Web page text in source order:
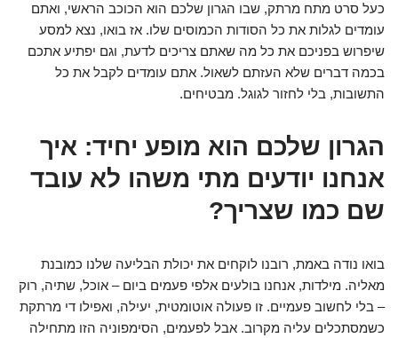
כעל סרט מתח מרתק, שבו הגרון שלכם הוא הכוכב הראשי, ואתם
עומדים לגלות את כל הסודות הכמוסים שלו. אז בואו, נצא למסע
שיפרוש בפניכם את כל מה שאתם צריכים לדעת, וגם יפתיע אתכם
בכמה דברים שלא העזתם לשאול. אתם עומדים לקבל את כל
התשובות, בלי לחזור לגוגל. מבטיחים.
הגרון שלכם הוא מופע יחיד: איך
אנחנו יודעים מתי משהו לא עובד
שם כמו שצריך?
בואו נודה באמת, רובנו לוקחים את יכולת הבליעה שלנו כמובנת
מאליה. מילדות, אנחנו בולעים אלפי פעמים ביום – אוכל, שתיה, רוק
– בלי לחשוב פעמיים. זו פעולה אוטומטית, יעילה, ואפילו די מרתקת
כשמסתכלים עליה מקרוב. אבל לפעמים, הסימפוניה הזו מתחילה